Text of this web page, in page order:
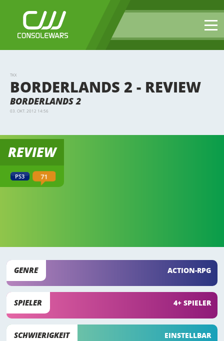
TKX
BORDERLANDS 2 - REVIEW
BORDERLANDS 2
03. OKT. 2012 14:56
REVIEW
PS3 71
GENRE ACTION-RPG
SPIELER 4+ SPIELER
SCHWIERIGKEIT EINSTELLBAR